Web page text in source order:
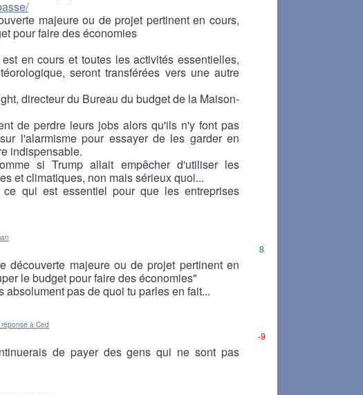
majeure ou de projet pertinent en cours,
pour faire des économies
en cours et toutes les activités essentielles,
seront transférées vers une autre
directeur du Bureau du budget de la Maison-
de perdre leurs jobs alors qu'ils n'y font pas
l'alarmisme pour essayer de les garder en
indispensable.
si Trump allait empêcher d'utiliser les
et climatiques, non mais sérieux quoi...
qui est essentiel pour que les entreprises
8
découverte majeure ou de projet pertinent en
le budget pour faire des économies"
absolument pas de quoi tu parles en fait...
-9
réponse à Ced
de payer des gens qui ne sont pas